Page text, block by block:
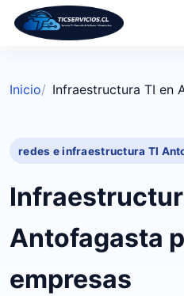
Inicio Infraestructura TI en
redes e infraestructura TI
Antofagasta
empresas